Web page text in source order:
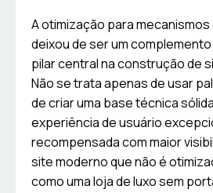
A otimização para mecanismos
deixou de ser um
pilar central na construção de
Não se trata apenas de usar
de criar uma base técnica
experiência de usuário
recompensada com maior
site moderno que não é
como uma loja de luxo sem